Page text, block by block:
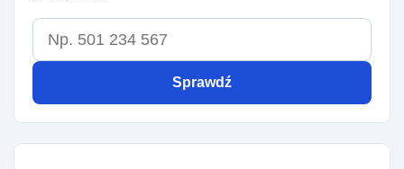
Numer telefonu
Sprawdź